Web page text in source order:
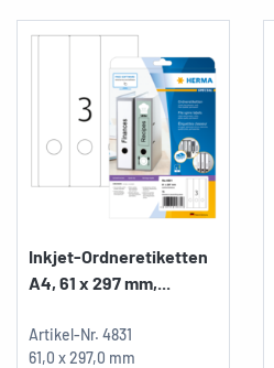
Inkjet-Ordneretiketten
A4, 61 x 297 mm,...
Artikel-Nr. 4831
61,0 x 297,0 mm